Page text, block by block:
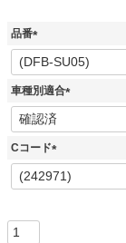
品番
(
必
須
車種別適合
(
Cコード
(
必